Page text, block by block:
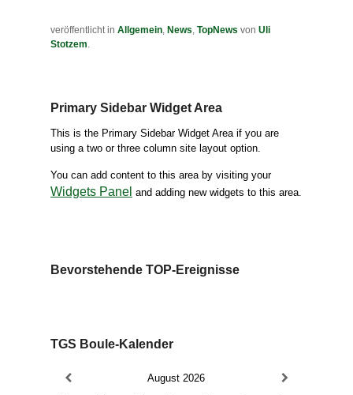
veröffentlicht in Allgemein, News, TopNews von Uli
Stotzem.
Primary Sidebar Widget Area
This is the Primary Sidebar Widget Area if you are
using a two or three column site layout option.
You can add content to this area by visiting your
Widgets Panel and adding new widgets to this area.
Bevorstehende TOP-Ereignisse
TGS Boule-Kalender
August 2026